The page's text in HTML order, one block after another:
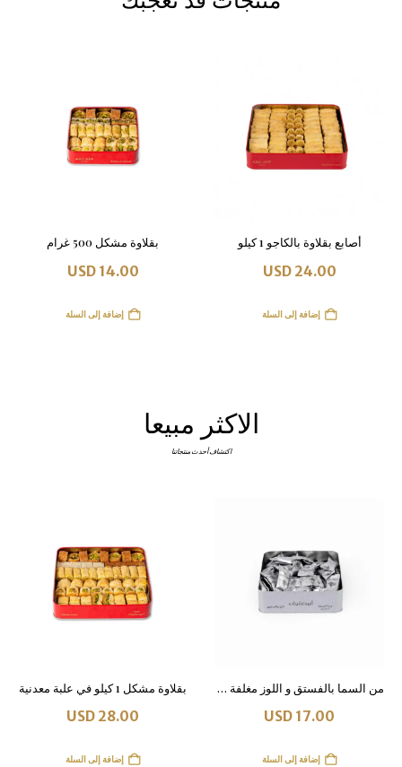
أصابع بقلاوة بالكاجو 1 كيلو
24.00
USD
إضافة إلى السلة
بقلاوة مشكل 500 غرام
14.00
USD
إضافة إلى السلة
الاكثر مبيعا
اكتشاف أحدث منتجاتنا
من السما بالفستق و اللوز مغلفة 500 غرام
17.00
USD
إضافة إلى السلة
بقلاوة مشكل 1 كيلو في علبة معدنية
28.00
USD
إضافة إلى السلة